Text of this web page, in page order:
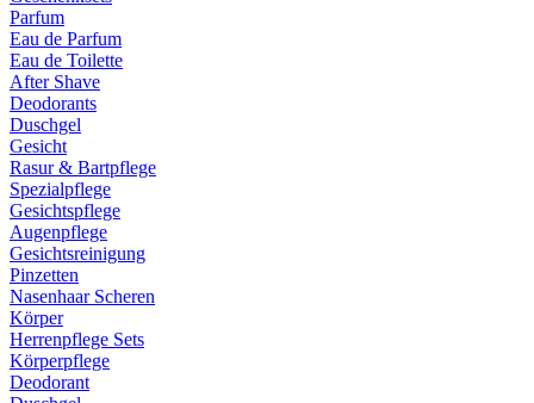
Parfum
Eau de Parfum
Eau de Toilette
After Shave
Deodorants
Duschgel
Gesicht
Rasur & Bartpflege
Spezialpflege
Gesichtspflege
Augenpflege
Gesichtsreinigung
Pinzetten
Nasenhaar Scheren
Körper
Herrenpflege Sets
Körperpflege
Deodorant